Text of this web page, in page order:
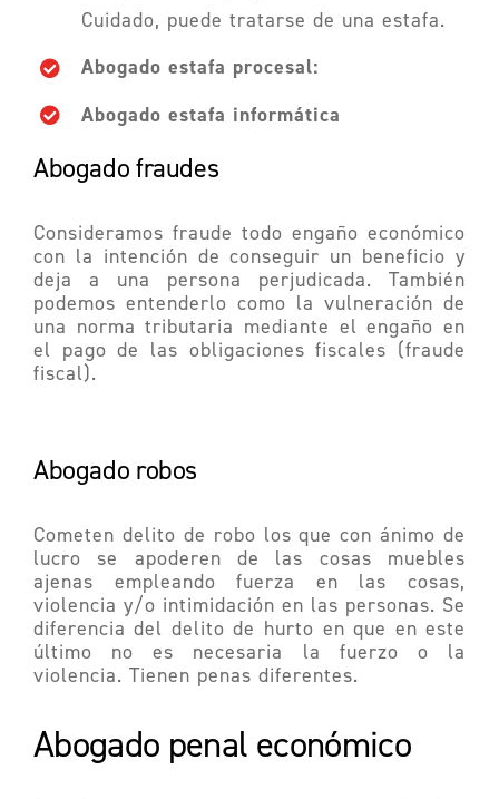
Cuidado, puede tratarse de una estafa.
Abogado estafa procesal:
Abogado estafa informática
Abogado fraudes
Consideramos fraude todo engaño económico
con la intención de conseguir un beneficio y
deja a una persona perjudicada. También
podemos entenderlo como la vulneración de
una norma tributaria mediante el engaño en
el pago de las obligaciones fiscales (fraude
fiscal).
Abogado robos
Cometen delito de robo los que con ánimo de
lucro se apoderen de las cosas muebles
ajenas empleando fuerza en las cosas,
violencia y/o intimidación en las personas. Se
diferencia del delito de hurto en que en este
último no es necesaria la fuerzo o la
violencia. Tienen penas diferentes.
Abogado penal económico